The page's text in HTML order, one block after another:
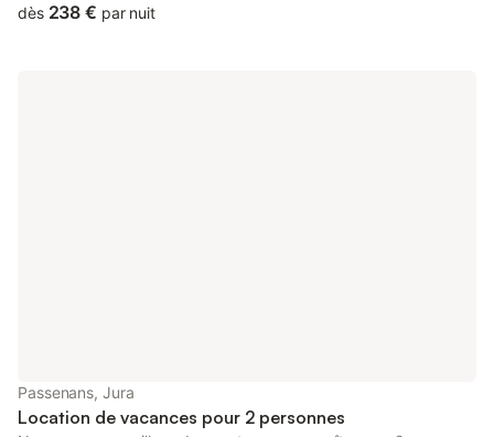
dès 238 € par nuit
Passenans, Jura
Location de vacances pour 2 personnes